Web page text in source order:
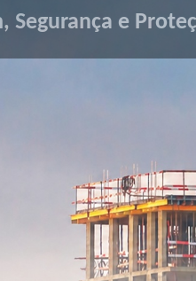
Segurança e